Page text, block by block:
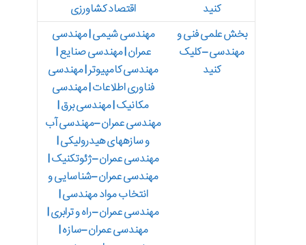
کنید
اقتصاد کشاورزی
بخش علمی فنی و
مهندسی – کلیک
کنید
مهندسی شیمی | مهندسی
عمران | مهندسی صنایع |
مهندسی کامپیوتر | مهندسی
فناوری اطلاعات | مهندسی
مکانیک | مهندسی برق |
مهندسی عمران –مهندسی آب
و سازه­های هیدرولیکی |
مهندسی عمران –ژئوتکنیک |
مهندسی عمران –شناسایی و
انتخاب مواد مهندسی |
مهندسی عمران – راه و ترابری |
مهندسی عمران –سازه |